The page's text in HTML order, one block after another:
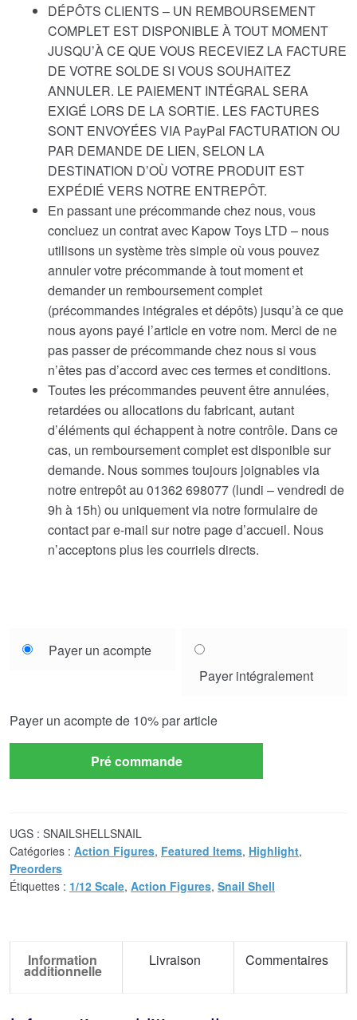
DÉPÔTS CLIENTS – UN REMBOURSEMENT
COMPLET EST DISPONIBLE À TOUT MOMENT
JUSQU’À CE QUE VOUS RECEVIEZ LA FACTURE
DE VOTRE SOLDE SI VOUS SOUHAITEZ
ANNULER. LE PAIEMENT INTÉGRAL SERA
EXIGÉ LORS DE LA SORTIE. LES FACTURES
SONT ENVOYÉES VIA PayPal FACTURATION OU
PAR DEMANDE DE LIEN, SELON LA
DESTINATION D’OÙ VOTRE PRODUIT EST
EXPÉDIÉ VERS NOTRE ENTREPÔT.
En passant une précommande chez nous, vous
concluez un contrat avec Kapow Toys LTD – nous
utilisons un système très simple où vous pouvez
annuler votre précommande à tout moment et
demander un remboursement complet
(précommandes intégrales et dépôts) jusqu’à ce que
nous ayons payé l’article en votre nom. Merci de ne
pas passer de précommande chez nous si vous
n’êtes pas d’accord avec ces termes et conditions.
Toutes les précommandes peuvent être annulées,
retardées ou allocations du fabricant, autant
d’éléments qui échappent à notre contrôle. Dans ce
cas, un remboursement complet est disponible sur
demande. Nous sommes toujours joignables via
notre entrepôt au 01362 698077 (lundi – vendredi de
9h à 15h) ou uniquement via notre formulaire de
contact par e-mail sur notre page d’accueil. Nous
n’acceptons plus les courriels directs.
your
Payer un acompte
Payer intégralement
Payer un acompte de 10% par article
Pré commande
UGS : SNAILSHELLSNAIL
Catégories : Action Figures, Featured Items, Highlight,
Preorders
Étiquettes : 1/12 Scale, Action Figures, Snail Shell
Information
additionnelle
Livraison Commentaires